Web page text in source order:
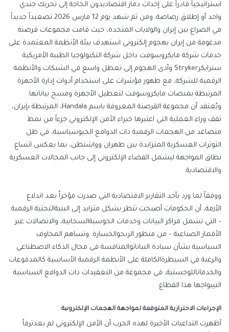
استراتيجياً قادراً على إحداث دمار اقتصاديدون الحاجة إلى تحريك جندي
واحد أو إطلاق رصاصة. ومن ثم شهد يوم
12 مارس 2026 تصعيداً جديداً
في الصراع بين إيران والولايات المتحدة، حيث قامت مجموعات قرصنة
مدعومة من إيران بهجوم إلكتروني استهدف بيئة الأنظمة المعتمدة على
خدمات شركة مايكروسوفت داخل شركة التكنولوجيا الطبية الأمريكية
سترايكرStryker وأدى الهجوم إلى تعطل واسع في الشبكات والأنظمة
الرقمية للشركة، مع ظهور مؤشرات على استخدام أدوات إدارة الأجهزة
المرتبطة بمنصات مايكروسوفت لتعطيل الأجهزة ومسح بياناتها.
ويُعتقد أن مجموعة القرصنة المعروفة باسم Handala، المرتبطة بإيران،
تقف وراء العملية التي اعتبرها خبراء الأمن الإلكتروني جزءاً من نمط
متصاعد من الهجمات الرقمية ذات الدوافع الجيوسياسية، في ظل
التوترات العسكرية المتزايدة بين طهران وواشنطن، بما يعكس اتساع
نطاق المواجهة ليشمل الفضاء الإلكتروني إلى جانب المجالات العسكرية
والاقتصادية.
ووفقاً لما ورد بأحد التقارير الاقتصادية التي صدرت مؤخراُ بعد اندلاع
الأزمة، أن الحكومات أصبحت تنظر بشكل متزايد إلى البنيةالتحتية الرقمية
– التي تشمل مراكز البيانات وخدمات الحوسبةالسحابية، والاتصالات عبر
الأقمار الصناعية – من منظور الربحوالخسارة. وتساهم المخاوف
السياسية بشأن سيادة البياناتوالمنافسة في مجال الذكاء الاصطناعي
والرغبة في السيطرةالكاملة على الأنظمة الرقمية الأساسية كالمدفوعات
والخدماتاللوجستية، في مجموعة من التعقيدات ذات الدوافع السياسية
التييواجها هذا القطاع.
الإجراءات الاحترازية المتوقعة لمواجهة الهجمات الإلكترونية
أظهرت التداعيات الأخيرة لهذه الحرب أن الأمن الإلكتروني لم يعدترفاً